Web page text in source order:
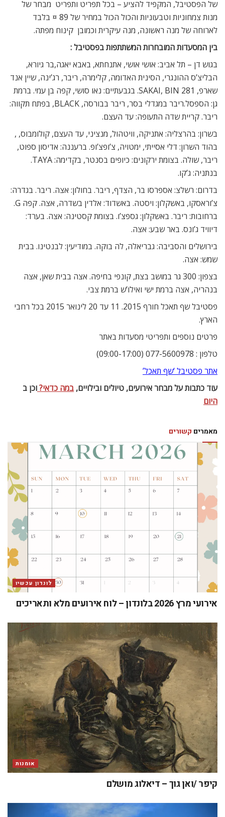
של הפסטיבל, המקפיד להציע – בכל תפריט ותפריט  מבחר של
מנות צמחוניות וטבעוניות והכול הכול במחיר של 89 ¤ בלבד
לארוחה של מנה ראשונה, מנה עיקרית וכמובן  קינוח מפתה.
בין המסעדות המובחרות המשתתפות בפסטיבל :
בגוש דן – תל אביב: אושי אושי, אתנחתא, באבא יאגה,בר גיורא,
הבליצ’ס ההונגרי, הסינית האדומה, קלימרה, ריבר, רג’ינה, שיין אנד
שארפ, SAKAI, BIN 281. בגבעתיים: נאו סושי, קפה בן עמי. ברמת
גן: הספסל.ריבר במגדלי בסר, ריבר בבורסה, BLACK, בפתח תקווה:
ריבר. קריית שדה התעופה: עד העצם.
בשרון: בהרצליה: אתניקה, וויטהול, מנציני, עד העצם, קולומבוס, ,
בהוד השרון: דלי אסייתי, ימטויה, צ’ופצ’ופ. ברעננה: אדיסון ספוט,
ריבר, שולה. בצומת ירקונים: כיופים בסנטר, בקדימה: TAYA.
בנתניה: ג’קו.
בדרום: רשלצ: אספרסו בר, הצדף, ריבר. בחולון: אצה. ריבר. בגדרה:
צ’וראסקו, באשקלון: ויסטה. באשדוד: אלדין בשדרה, אצה. קפה G.
ברחובות: ריבר. באשקלון: גספצ’ו. בצומת קסטינה: אצה. בערד:
דיוויד ג’ונס. באר שבע: אצה.
בירושלים והסביבה: גבריאלה, לה בוקה. במודיעין: לבנטינו. בבית
שמש: אצה.
בצפון: 300 גר במושב בצת, קונפי בחיפה. אצה בבית שאן, אצה
בנהריה, אצה ברמת ישי ואילו’ש ברמת צבי.
פסטיבל שף תאכל חורף 2015. 11 עד 20 לינואר 2015 בכל רחבי
הארץ.
פרטים נוספים ותפריטי מסעדות באתר
טלפון : 077-5600978 (09:00-17:00)
אתר פסטיבל ‘שף תאכל’
עוד כתבות על מבחר אירועים, טיולים ובילויים, במה כדאי?וכן ב
היום
מאמרים קשורים
לונדון עכשיו
אירועי מרץ 2026 בלונדון – לוח אירועים מלא ותאריכים
אומנות
קיפר /ואן גוך – דיאלוג מושלם